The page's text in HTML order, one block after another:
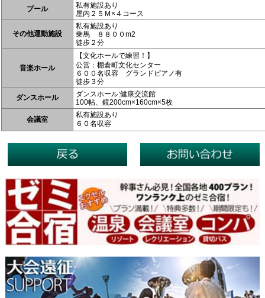
プール
私有施設あり
屋内２５Ｍ×４コース
その他運動施設
私有施設あり
乗馬 ８８００m2
徒歩２分
音楽ホール
【文化ホールで練習！】
公営：棚倉町文化センター
６００名収容 グランドピアノ有
徒歩３分
ダンスホール
ダンスホール:健康交流館
100帖、鏡200cm×160cm×5枚
会議室
私有施設あり
６０名収容